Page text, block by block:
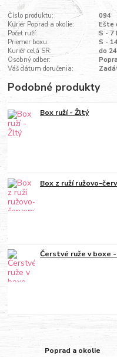
Číslo produktu:
094
Kuriér Poprad a okolie:
Ešte
Počet ruží:
S - 7
Priemer boxu:
S -
Kuriér celá SR:
do
Osobný odber:
Váš dátum doručenia:
Podobné produkty
Box ruží - Žltý
Box z ruží ružovo-
Čerstvé ruže v boxe
Poprad a okolie